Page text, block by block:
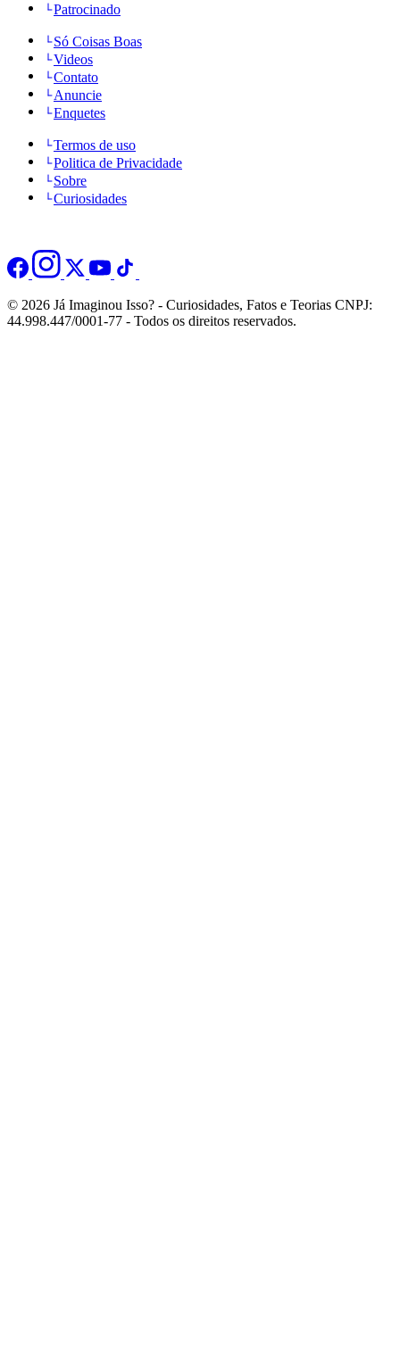
Patrocinado
Só Coisas Boas
Videos
Contato
Anuncie
Enquetes
Termos de uso
Politica de Privacidade
Sobre
Curiosidades
© 2026 Já Imaginou Isso? - Curiosidades, Fatos e Teorias CNPJ:
44.998.447/0001-77 - Todos os direitos reservados.